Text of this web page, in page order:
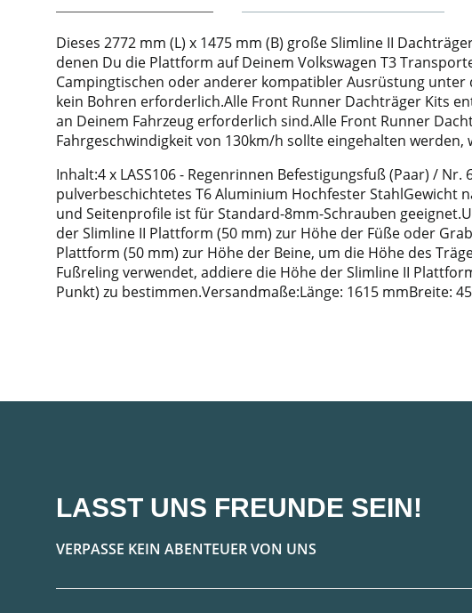
Dieses 2772 mm (L) x 1475 mm (B) große Slimline II
denen Du die Plattform auf Deinem Volkswagen T3
Campingtischen oder anderer kompatibler Ausrüstung
kein Bohren erforderlich.Alle Front Runner Dachträger Kits
an Deinem Fahrzeug erforderlich sind.Alle Front Runner
Fahrgeschwindigkeit von 130km/h sollte eingehalten
Inhalt:4 x LASS106 - Regenrinnen Befestigungsfuß (Paar) /
pulverbeschichtetes T6 Aluminium Hochfester StahlGewicht
und Seitenprofile ist für Standard-8mm-Schrauben
der Slimline II Plattform (50 mm) zur Höhe der Füße oder
Plattform (50 mm) zur Höhe der Beine, um die Höhe des
Fußreling verwendet, addiere die Höhe der Slimline II
Punkt) zu bestimmen.Versandmaße:Länge: 1615 mmBreite:
LASST UNS FREUNDE SEIN!
VERPASSE KEIN ABENTEUER VON UNS